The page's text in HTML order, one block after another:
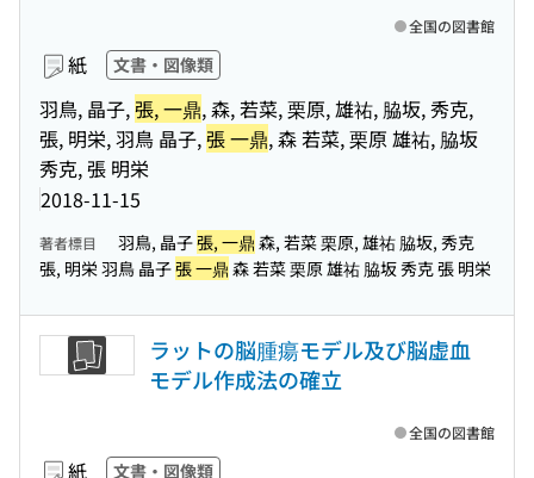
紙 文書・図像類
羽鳥, 晶子,張, 一鼎, 森, 若菜, 栗原, 雄祐, 脇坂, 秀克,
張, 明栄, 羽鳥 晶子,張 一鼎, 森 若菜, 栗原 雄祐, 脇坂
秀克, 張 明栄
2018-11-15
全国の図書館
著者標目 羽鳥, 晶子張, 一鼎 森, 若菜 栗原, 雄祐 脇坂, 秀克
張, 明栄 羽鳥 晶子張 一鼎 森 若菜 栗原 雄祐 脇坂 秀克 張 明栄
ラットの脳腫瘍モデル及び脳虚血
モデル作成法の確立
紙 文書・図像類
全国の図書館